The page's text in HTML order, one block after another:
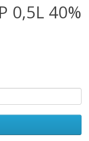
0,5L 40%